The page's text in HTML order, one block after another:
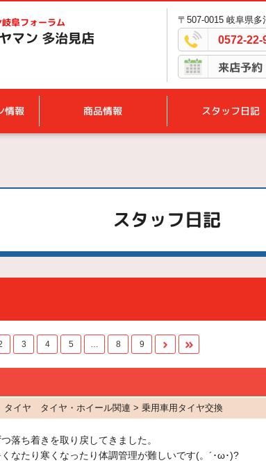
岐阜フォーラム
マン 多治見店
〒507-0015 岐阜県多
0572-22-
来店予約
情報 商品情報 スタッフ日記
スタッフ日記
3 4 5 … 8 9
イヤ タイヤ・ホイール関連 > 乗用車用タイヤ交換
落ち着きを取り戻してきました。
なたり寒くなったり体調管理が難しいです(。´･ω･)?